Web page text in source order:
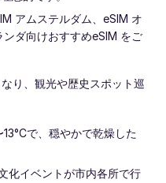
アムステルダム、eSIM オ
ダ向けおすすめeSIM をご
り、観光や歴史スポット巡
で、穏やかで乾燥した
化イベントが市内各所で行